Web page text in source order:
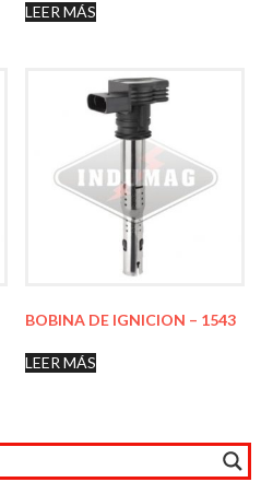
LEER MÁS
BOBINA DE IGNICION – 1543
LEER MÁS